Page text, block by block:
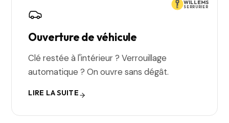
WILLEMS
SERRURIER
Ouverture de véhicule
Clé restée à l'intérieur ? Verrouillage
automatique ? On ouvre sans dégât.
LIRE LA SUITE